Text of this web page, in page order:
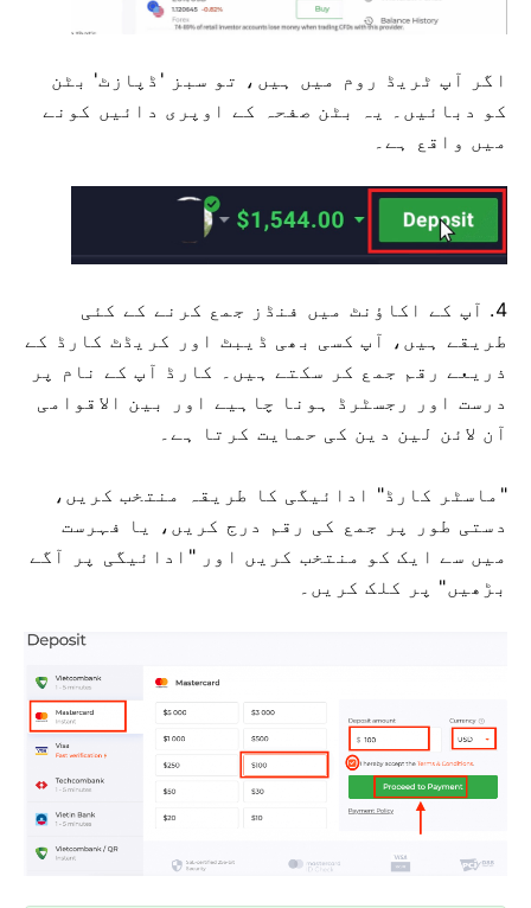
اگر آپ ٹریڈ روم میں ہیں، تو سبز 'ڈپازٹ' بٹن
کو دبائیں۔ یہ بٹن صفحہ کے اوپری دائیں کونے
میں واقع ہے۔
4. آپ کے اکاؤنٹ میں فنڈز جمع کرنے کے کئی
طریقے ہیں، آپ کسی بھی ڈیبٹ اور کریڈٹ کارڈ کے
ذریعے رقم جمع کر سکتے ہیں۔ کارڈ آپ کے نام پر
درست اور رجسٹرڈ ہونا چاہیے اور بین الاقوامی
آن لائن لین دین کی حمایت کرتا ہے۔
"ماسٹر کارڈ" ادائیگی کا طریقہ منتخب کریں،
دستی طور پر جمع کی رقم درج کریں، یا فہرست
میں سے ایک کو منتخب کریں اور "ادائیگی پر آگے
بڑھیں" پر کلک کریں۔